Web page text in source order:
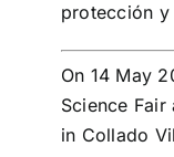
protección
On 14 May
Science Fair
in Collado